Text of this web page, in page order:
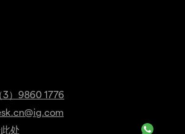
3）9860 1776
处